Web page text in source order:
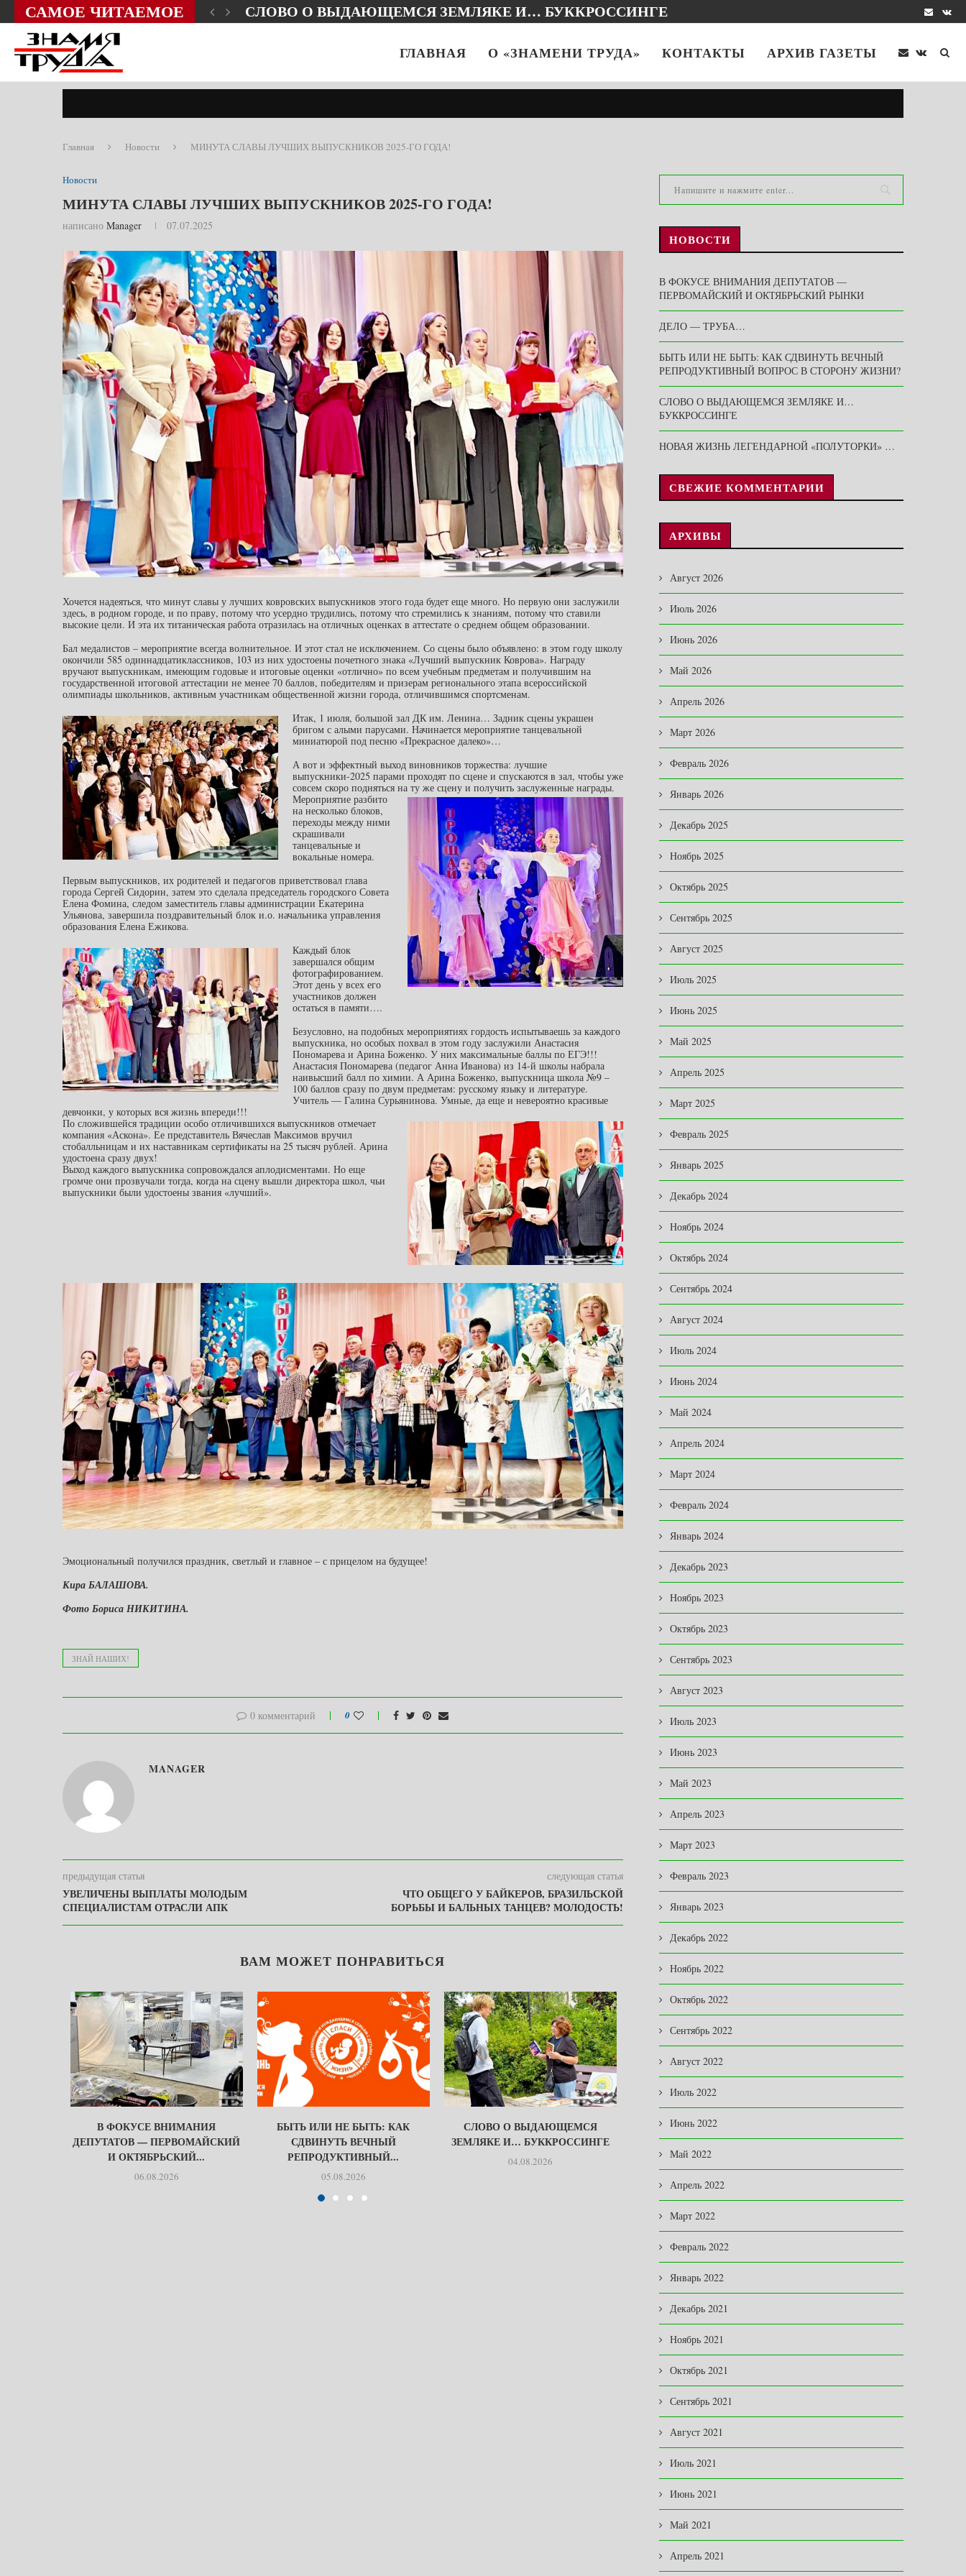
САМОЕ ЧИТАЕМОЕ СЛОВО О ВЫДАЮЩЕМСЯ ЗЕМЛЯКЕ И… БУККРОССИНГЕ
ГЛАВНАЯ О «ЗНАМЕНИ ТРУДА» КОНТАКТЫ АРХИВ ГАЗЕТЫ
Главная Новости МИНУТА СЛАВЫ ЛУЧШИХ ВЫПУСКНИКОВ 2025-ГО ГОДА!
Новости
МИНУТА СЛАВЫ ЛУЧШИХ ВЫПУСКНИКОВ 2025-ГО ГОДА!
написано Manager 07.07.2025
Хочется надеяться, что минут славы у лучших ковровских выпускников этого года будет еще много. Но первую они заслужили
здесь, в родном городе, и по праву, потому что усердно трудились, потому что стремились к знаниям, потому что ставили
высокие цели. И эта их титаническая работа отразилась на отличных оценках в аттестате о среднем общем образовании.
Бал медалистов – мероприятие всегда волнительное. И этот стал не исключением. Со сцены было объявлено: в этом году школу
окончили 585 одиннадцатиклассников, 103 из них удостоены почетного знака «Лучший выпускник Коврова». Награду
вручают выпускникам, имеющим годовые и итоговые оценки «отлично» по всем учебным предметам и получившим на
государственной итоговой аттестации не менее 70 баллов, победителям и призерам регионального этапа всероссийской
олимпиады школьников, активным участникам общественной жизни города, отличившимся спортсменам.
Итак, 1 июля, большой зал ДК им. Ленина… Задник сцены украшен
бригом с алыми парусами. Начинается мероприятие танцевальной
миниатюрой под песню «Прекрасное далеко»…
А вот и эффектный выход виновников торжества: лучшие
выпускники-2025 парами проходят по сцене и спускаются в зал, чтобы уже
совсем скоро подняться на ту же сцену и получить заслуженные награды.
Мероприятие разбито
на несколько блоков,
переходы между ними
скрашивали
танцевальные и
вокальные номера.
Первым выпускников, их родителей и педагогов приветствовал глава
города Сергей Сидорин, затем это сделала председатель городского Совета
Елена Фомина, следом заместитель главы администрации Екатерина
Ульянова, завершила поздравительный блок и.о. начальника управления
образования Елена Ежикова.
Каждый блок
завершался общим
фотографированием.
Этот день у всех его
участников должен
остаться в памяти….
Безусловно, на подобных мероприятиях гордость испытываешь за каждого
выпускника, но особых похвал в этом году заслужили Анастасия
Пономарева и Арина Боженко. У них максимальные баллы по ЕГЭ!!!
Анастасия Пономарева (педагог Анна Иванова) из 14-й школы набрала
наивысший балл по химии. А Арина Боженко, выпускница школа №9 –
100 баллов сразу по двум предметам: русскому языку и литературе.
Учитель — Галина Сурьянинова. Умные, да еще и невероятно красивые
девчонки, у которых вся жизнь впереди!!!
По сложившейся традиции особо отличившихся выпускников отмечает
компания «Аскона». Ее представитель Вячеслав Максимов вручил
стобалльницам и их наставникам сертификаты на 25 тысяч рублей. Арина
удостоена сразу двух!
Выход каждого выпускника сопровождался аплодисментами. Но еще
громче они прозвучали тогда, когда на сцену вышли директора школ, чьи
выпускники были удостоены звания «лучший».
Эмоциональный получился праздник, светлый и главное – с прицелом на будущее!
Кира БАЛАШОВА.
Фото Бориса НИКИТИНА.
ЗНАЙ НАШИХ!
0 комментарий 0
MANAGER
предыдущая статья
УВЕЛИЧЕНЫ ВЫПЛАТЫ МОЛОДЫМ
СПЕЦИАЛИСТАМ ОТРАСЛИ АПК
следующая статья
ЧТО ОБЩЕГО У БАЙКЕРОВ, БРАЗИЛЬСКОЙ
БОРЬБЫ И БАЛЬНЫХ ТАНЦЕВ? МОЛОДОСТЬ!
ВАМ МОЖЕТ ПОНРАВИТЬСЯ
В ФОКУСЕ ВНИМАНИЯ
ДЕПУТАТОВ — ПЕРВОМАЙСКИЙ
И ОКТЯБРЬСКИЙ...
06.08.2026
БЫТЬ ИЛИ НЕ БЫТЬ: КАК
СДВИНУТЬ ВЕЧНЫЙ
РЕПРОДУКТИВНЫЙ...
05.08.2026
СЛОВО О ВЫДАЮЩЕМСЯ
ЗЕМЛЯКЕ И… БУККРОССИНГЕ
04.08.2026
НОВАЯ ЖИЗНЬ ЛЕГЕНДАРНОЙ
«ПОЛУТОРКИ» …
03.08.2026
СОБРАНИИ
НОВОСТИ
В ФОКУСЕ ВНИМАНИЯ ДЕПУТАТОВ —
ПЕРВОМАЙСКИЙ И ОКТЯБРЬСКИЙ РЫНКИ
ДЕЛО — ТРУБА…
БЫТЬ ИЛИ НЕ БЫТЬ: КАК СДВИНУТЬ ВЕЧНЫЙ
РЕПРОДУКТИВНЫЙ ВОПРОС В СТОРОНУ ЖИЗНИ?
СЛОВО О ВЫДАЮЩЕМСЯ ЗЕМЛЯКЕ И…
БУККРОССИНГЕ
НОВАЯ ЖИЗНЬ ЛЕГЕНДАРНОЙ «ПОЛУТОРКИ» …
СВЕЖИЕ КОММЕНТАРИИ
АРХИВЫ
Август 2026
Июль 2026
Июнь 2026
Май 2026
Апрель 2026
Март 2026
Февраль 2026
Январь 2026
Декабрь 2025
Ноябрь 2025
Октябрь 2025
Сентябрь 2025
Август 2025
Июль 2025
Июнь 2025
Май 2025
Апрель 2025
Март 2025
Февраль 2025
Январь 2025
Декабрь 2024
Ноябрь 2024
Октябрь 2024
Сентябрь 2024
Август 2024
Июль 2024
Июнь 2024
Май 2024
Апрель 2024
Март 2024
Февраль 2024
Январь 2024
Декабрь 2023
Ноябрь 2023
Октябрь 2023
Сентябрь 2023
Август 2023
Июль 2023
Июнь 2023
Май 2023
Апрель 2023
Март 2023
Февраль 2023
Январь 2023
Декабрь 2022
Ноябрь 2022
Октябрь 2022
Сентябрь 2022
Август 2022
Июль 2022
Июнь 2022
Май 2022
Апрель 2022
Март 2022
Февраль 2022
Январь 2022
Декабрь 2021
Ноябрь 2021
Октябрь 2021
Сентябрь 2021
Август 2021
Июль 2021
Июнь 2021
Май 2021
Апрель 2021